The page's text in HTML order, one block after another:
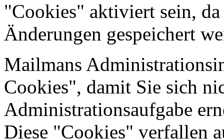
"Cookies" aktiviert sein,
Änderungen gespeichert
Mailmans
Cookies", damit Sie sich
Administrationsaufgabe
Diese "Cookies" verfallen